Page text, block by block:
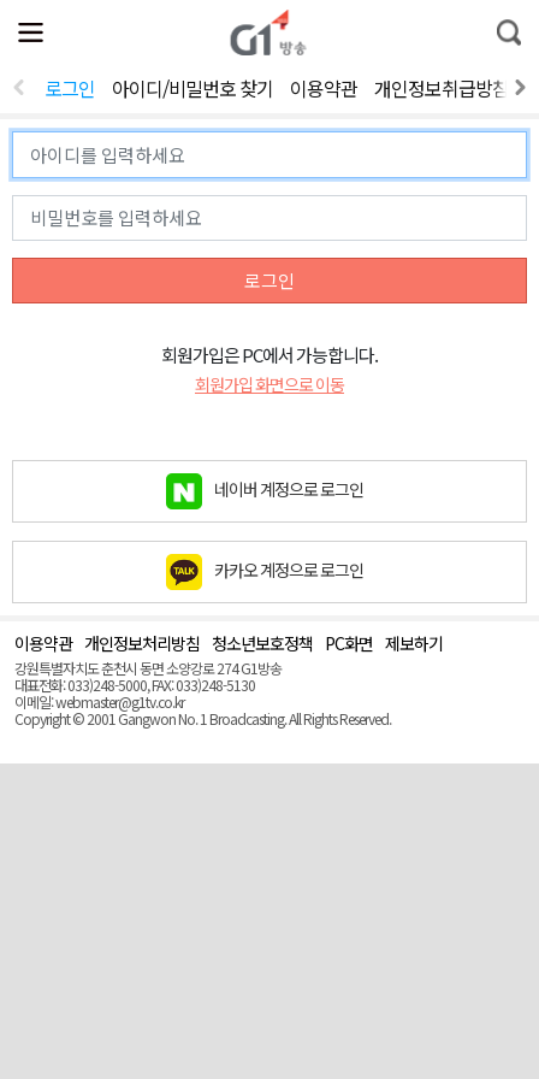
전
체
뉴
열
통
합
색
로그인 아이디/비밀번호 찾기 이용약관 개인정보취급방침
로그인
회원가입은 PC에서 가능합니다.
회원가입 화면으로 이동
네이버 계정으로 로그인
카카오 계정으로 로그인
이용약관 개인정보처리방침 청소년보호정책 PC화면 제보하기
강원특별자치도 춘천시 동면 소양강로 274 G1방송
대표전화: 033)248-5000, FAX: 033)248-5130
이메일: webmaster@g1tv.co.kr
Copyright © 2001 Gangwon No. 1 Broadcasting. All Rights Reserved.